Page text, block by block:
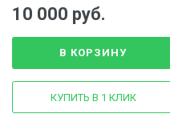
10 000 руб.
В КОРЗИНУ
КУПИТЬ В 1 КЛИК